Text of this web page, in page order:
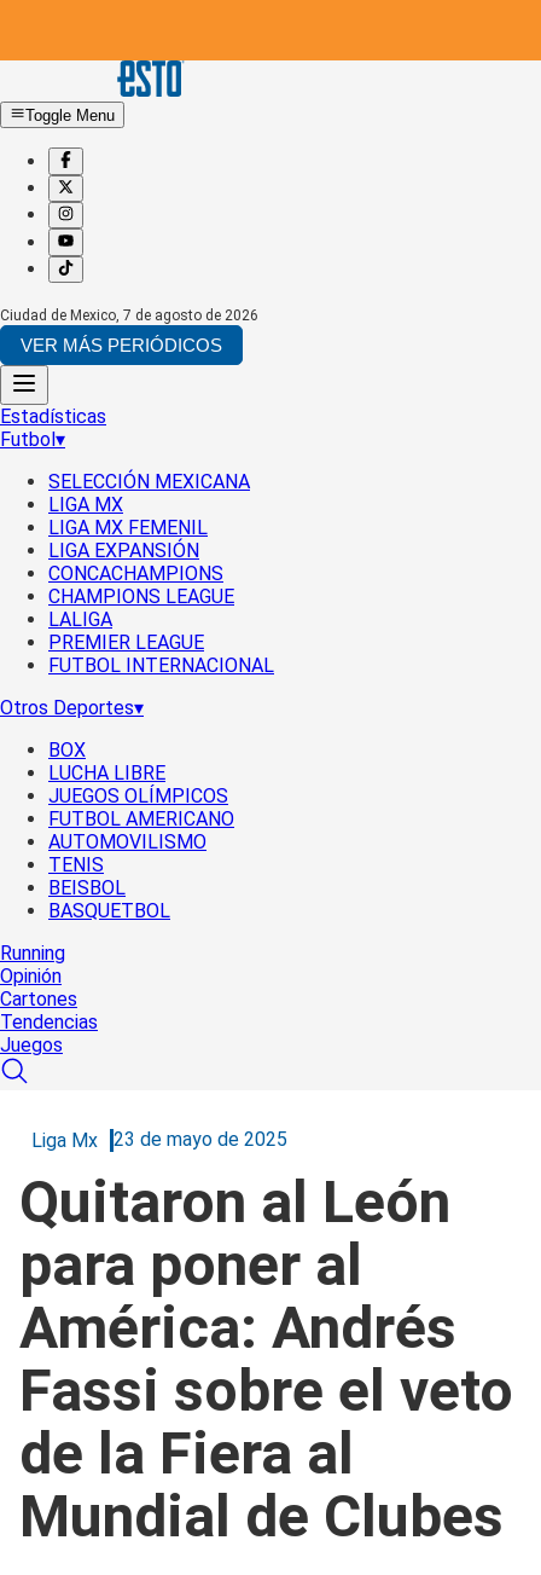
Toggle Menu
Ciudad de Mexico, 7 de agosto de 2026
VER MÁS PERIÓDICOS
Estadísticas
Futbol▾
SELECCIÓN MEXICANA
LIGA MX
LIGA MX FEMENIL
LIGA EXPANSIÓN
CONCACHAMPIONS
CHAMPIONS LEAGUE
LALIGA
PREMIER LEAGUE
FUTBOL INTERNACIONAL
Otros Deportes▾
BOX
LUCHA LIBRE
JUEGOS OLÍMPICOS
FUTBOL AMERICANO
AUTOMOVILISMO
TENIS
BEISBOL
BASQUETBOL
Running
Opinión
Cartones
Tendencias
Juegos
Liga Mx 23 de mayo de 2025
Quitaron al León
para poner al
América: Andrés
Fassi sobre el veto
de la Fiera al
Mundial de Clubes